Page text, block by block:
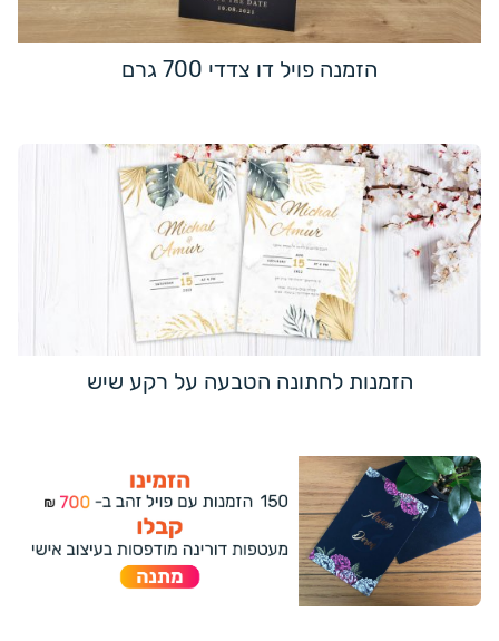
הזמנה פויל דו צדדי 700 גרם
הזמנות לחתונה הטבעה על רקע שיש